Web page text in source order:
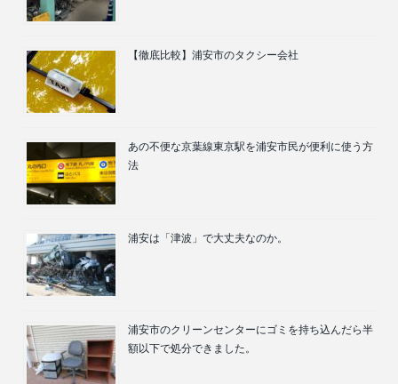
【徹底比較】浦安市のタクシー会社
あの不便な京葉線東京駅を浦安市民が便利に使う方
法
浦安は「津波」で大丈夫なのか。
浦安市のクリーンセンターにゴミを持ち込んだら半
額以下で処分できました。